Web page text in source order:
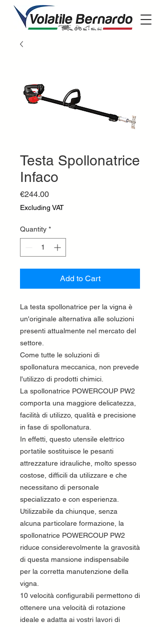
Testa Spollonatrice
Infaco
€244.00Price
Excluding VAT
Quantity *
Add to Cart
La testa spollonatrice per la vigna è
un'originale alternativa alle soluzioni
presenti attualmente nel mercato del
settore.
Come tutte le soluzioni di
spollonatura meccanica, non prevede
l'utilizzo di prodotti chimici.
La spollonatrice POWERCOUP PW2
comporta una maggiore delicatezza,
facilità di utilizzo, qualità e precisione
in fase di spollonatura.
In effetti, questo utensile elettrico
portatile sostituisce le pesanti
attrezzature idrauliche, molto spesso
costose, difficili da utilizzare e che
necessitano di personale
specializzato e con esperienza.
Utilizzabile da chiunque, senza
alcuna particolare formazione, la
spollonatrice POWERCOUP PW2
riduce considerevolmente la gravosità
di questa mansione indispensabile
per la corretta manutenzione della
vigna.
10 velocità configurabili permettono di
ottenere una velocità di rotazione
ideale e adatta ai vostri lavori di